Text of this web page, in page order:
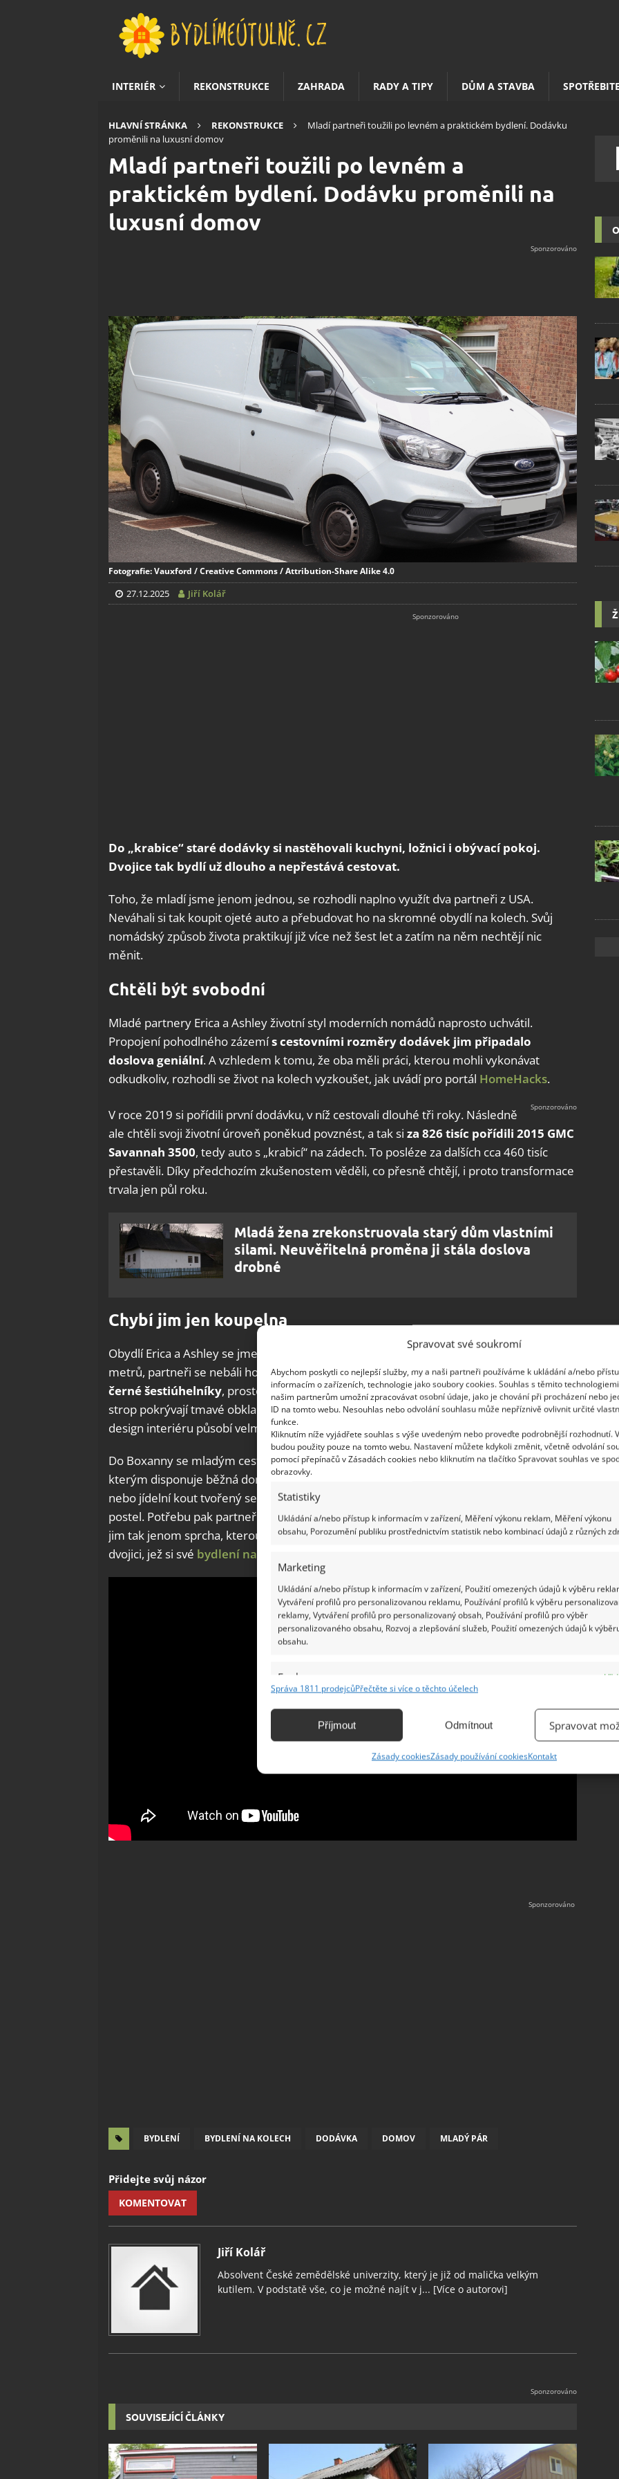
Spravovat své soukromí
Abychom poskytli co nejlepší služby, my a naši partneři používáme k ukládání a/nebo
informacím o zařízeních, technologie jako soubory cookies. Souhlas s těmito
našim partnerům umožní zpracovávat osobní údaje, jako je chování při procházení nebo
ID na tomto webu. Nesouhlas nebo odvolání souhlasu může nepříznivě ovlivnit určité
funkce.
Kliknutím níže vyjádřete souhlas s výše uvedeným nebo proveďte podrobnější rozhodnutí.
budou použity pouze na tomto webu. Nastavení můžete kdykoli změnit, včetně odvolání
pomocí přepínačů v Zásadách cookies nebo kliknutím na tlačítko Spravovat souhlas ve
obrazovky.
Statistiky
Ukládání a/nebo přístup k informacím v zařízení, Měření výkonu reklam, Měření výkonu
obsahu, Porozumění publiku prostřednictvím statistik nebo kombinací údajů z různých
Marketing
Ukládání a/nebo přístup k informacím v zařízení, Použití omezených údajů k výběru
Vytváření profilů pro personalizovanou reklamu, Používání profilů k výběru
reklamy, Vytváření profilů pro personalizovaný obsah, Používání profilů pro výběr
personalizovaného obsahu, Rozvoj a zlepšování služeb, Použití omezených údajů k
obsahu.
Funkce
Identifikace zařízení na základě automaticky přenášených informací.
základě aktivně vyžádaných informací.
odstraňování chyb, Poskytování a zobrazování reklamy a obsahu,
Správa 1811 prodejcůPřečtěte si více o těchto účelech
Příjmout Odmítnout Spravovat
Zásady cookiesZásady používání cookiesKontakt
INTERIÉR REKONSTRUKCE ZAHRADA RADY A TIPY DŮM A STAVBA
HLAVNÍ STRÁNKA REKONSTRUKCE
Mladí partneři toužili po levném a praktickém bydlení. Dodávku
proměnili na luxusní domov
Mladí partneři toužili po levném a
praktickém bydlení. Dodávku proměnili na
luxusní domov
Fotografie: Vauxford / Creative Commons / Attribution-Share Alike 4.0
27.12.2025 Jiří Kolář
Do „krabice“ staré dodávky si nastěhovali kuchyni, ložnici i obývací pokoj.
Dvojice tak bydlí už dlouho a nepřestává cestovat.
Toho, že mladí jsme jenom jednou, se rozhodli naplno využít dva partneři z USA.
Neváhali si tak koupit ojeté auto a přebudovat ho na skromné obydlí na kolech. Svůj
nomádský způsob života praktikují již více než šest let a zatím na něm nechtějí nic
měnit.
Chtěli být svobodní
Mladé partnery Erica a Ashley životní styl moderních nomádů naprosto uchvátil.
Propojení pohodlného zázemís cestovními rozměry dodávek jim připadalo
doslova geniální. A vzhledem k tomu, že oba měli práci, kterou mohli vykonávat
odkudkoliv, rozhodli se život na kolech vyzkoušet, jak uvádí pro portál HomeHacks.
V roce 2019 si pořídili první dodávku, v níž cestovali dlouhé tři roky. Následně
ale chtěli svoji životní úroveň poněkud povznést, a tak si za 826 tisíc pořídili 2015 GMC
Savannah 3500, tedy auto s „krabicí“ na zádech. To posléze za dalších cca 460 tisíc
přestavěli. Díky předchozím zkušenostem věděli, co přesně chtějí, i proto transformace
trvala jen půl roku.
Mladá žena zrekonstruovala starý dům vlastními
silami. Neuvěřitelná proměna ji stála doslova
drobné
Chybí jim jen koupelna
Obydlí Erica a Ashley se jmenuje Boxanna. I přesto, že interiér má jen pár čtverečných
metrů, partneři se nebáli ho ladit do tmavých barev.Kuchyňskou linku tak zdobí
černé šestiúhelníky, prostor se sedací soupravou a stolem tvoří směs šedých tónů a
strop pokrývají tmavé obklady z mořené borovice. Jak zmiňuje webAutoEvolution, celý
design interiéru působí velmi vkusně a zároveň útulně.
Do Boxanny se mladým cestovatelům povedlo nainstalovat téměř veškeré vybavení,
kterým disponuje běžná domácnost. Mají tu
nebo jídelní kout tvořený sedačkou do tvaru písmene U. Ten lze poté přeměnit na
postel. Potřebu pak partneři vykonávají na kompostovací toaletě, již vozí s sebou. Chybí
jim tak jenom sprcha, kterou ale plánují doplnit. Na BydlímeÚtulně jsme psali o jiné
dvojici, jež si své bydlení na kolech vybudovala s rozpočtem 190 tisíc korun
BYDLENÍ BYDLENÍ NA KOLECH DODÁVKA DOMOV MLADÝ PÁR
Přidejte svůj názor
KOMENTOVAT
Jiří Kolář
Absolvent České zemědělské univerzity, který je již od malička velkým
kutilem. V podstatě vše, co je možné najít v j... [Více o autorovi]
SOUVISEJÍCÍ ČLÁNKY